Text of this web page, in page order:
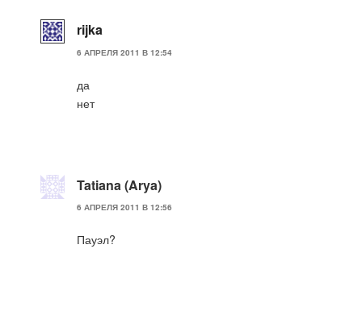
rijka
6 АПРЕЛЯ 2011 В 12:54
да
нет
Tatiana (Arya)
6 АПРЕЛЯ 2011 В 12:56
Пауэл?